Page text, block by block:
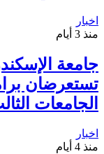
اخبار
منذ 3 أيام
جامعة
تستعرضان
الجامعات
اخبار
منذ 4 أيام